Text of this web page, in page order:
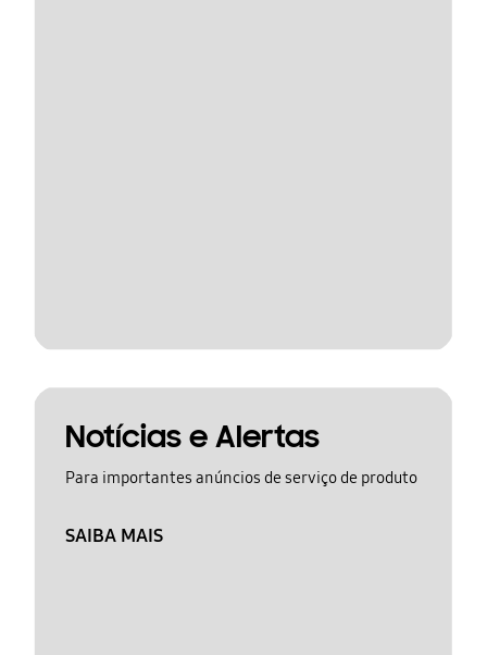
Notícias e Alertas
Para importantes anúncios de serviço de produto
SAIBA MAIS